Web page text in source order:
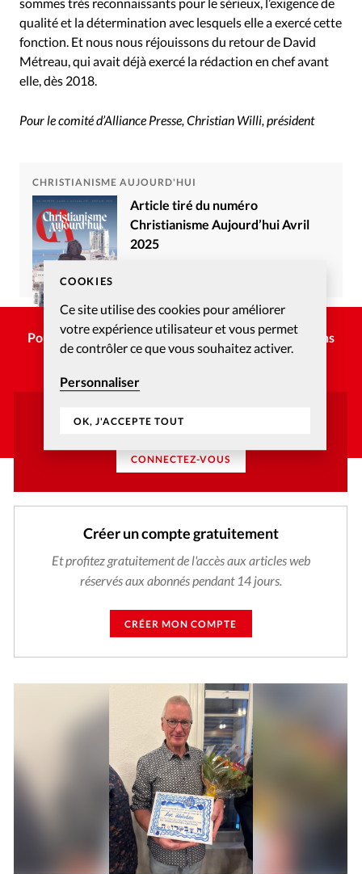
COOKIES
Ce site utilise des cookies pour améliorer
votre expérience utilisateur et vous permet
de contrôler ce que vous souhaitez activer.
Personnaliser
OK, J'ACCEPTE TOUT
qualité et la détermination avec lesquels elle a exercé cette
fonction. Et nous nous réjouissons du retour de David
Métreau, qui avait déjà exercé la rédaction en chef avant
elle, dès 2018.
Pour le comité d’Alliance Presse, Christian Willi, président
CHRISTIANISME AUJOURD'HUI
Article tiré du numéro
Christianisme Aujourd’hui Avril
2025
Pour poursuivre la lecture, choisissez une des options
suivantes :
Vous avez déjà un compte ?
CONNECTEZ-VOUS
Créer un compte gratuitement
Et profitez gratuitement de l'accès aux articles web
réservés aux abonnés pendant 14 jours.
CRÉER MON COMPTE